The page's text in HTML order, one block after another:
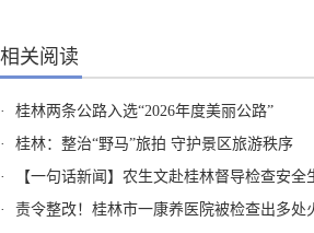
相关阅读
·
桂林两条公路入选“2026年度美丽公路”
·
桂林：整治“野马”旅拍 守护景区旅游秩序
·
【一句话新闻】农生文赴桂林督导检查安
·
责令整改！桂林市一康养医院被检查出多处